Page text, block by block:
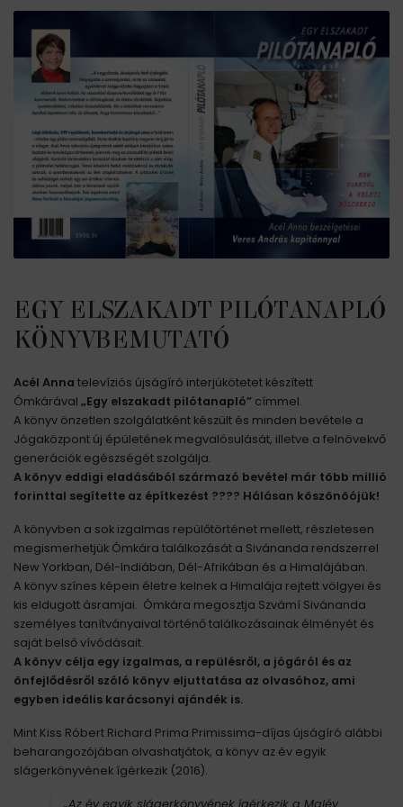
EGY ELSZAKADT PILÓTANAPLÓ
KÖNYVBEMUTATÓ
Acél Anna televíziós újságíró interjúkötetet készített
Ómkárával „Egy elszakadt pilótanapló” címmel.
A könyv önzetlen szolgálatként készült és minden bevétele a
Jógaközpont új épületének megvalósulását, illetve a felnövekvő
generációk egészségét szolgálja.
A könyv eddigi eladásából származó bevétel már több millió
forinttal segítette az építkezést ???? Hálásan köszönöójük!
A könyvben a sok izgalmas repülőtörténet mellett, részletesen
megismerhetjük Ómkára találkozását a Sivánanda rendszerrel
New Yorkban, Dél-Indiában, Dél-Afrikában és a Himalájában.
A könyv színes képein életre kelnek a Himalája rejtett völgyei és
kis eldugott ásramjai. Ómkára megosztja Szvámí Sivánanda
személyes tanítványaival történő találkozásainak élményét és
saját belső vívódásait.
A könyv célja egy izgalmas, a repülésről, a jógáról és az
önfejlődésről szóló könyv eljuttatása az olvasóhoz, ami
egyben ideális karácsonyi ajándék is.
Mint Kiss Róbert Richard Prima Primissima-díjas újságíró alábbi
beharangozójában olvashatjátok, a könyv az év egyik
slágerkönyvének ígérkezik (2016).
„Az év egyik slágerkönyvének ígérkezik a Malév